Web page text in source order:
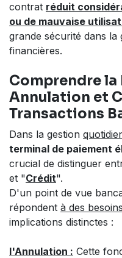
contrat réduit
ou de mauvaise
grande sécurité dans la
financières.
Comprendre
Annulation et
Transactions
Dans la gestion
terminal de paiement
crucial de distinguer
et "Crédit".
D'un point de vue
répondent à des
implications distinctes :
l'Annulation : Cette